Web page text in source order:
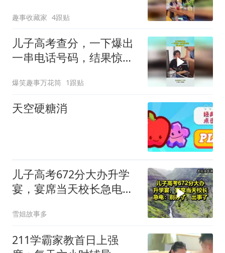
趣事收藏家 4跟贴
儿子高考查分，一下爆出
一串电话号码，结果惊呆
爆笑趣事万花筒 1跟贴
天空硬糖消
儿子高考672分大办升学
宴，宴席当天校长急电：
雪姐故事多
211学霸家教首日上强